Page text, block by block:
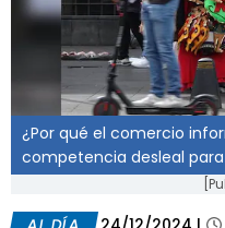
¿Por qué el comercio
competencia desleal